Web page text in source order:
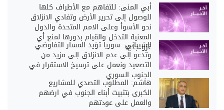
أبي المنى: للتفاهم مع الأطراف كلها
للوصول إلى تحرير الأرض وتفادي الانزلاق
نحو الأسوأ وعلى الامم المتحدة والدول
المعنية التدخل والقيام بدورها لمنع أي
غزو جديد
الشيباني: سوريا تؤيد المسار التفاوضي
وتدعو إلى عدم الانزلاق إلى مزيد من
التصعيد ونعمل على ترسيخ الاستقرار في
الجنوب السوري
هاشم: المطلوب التصدي للمشاريع
الكبرى بتثبيت أبناء الجنوب في ارضهم
والعمل على عودتهم